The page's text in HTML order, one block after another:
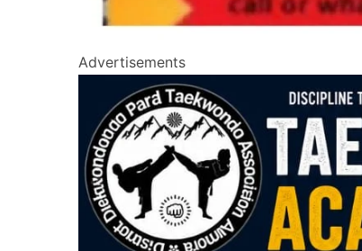
Advertisements